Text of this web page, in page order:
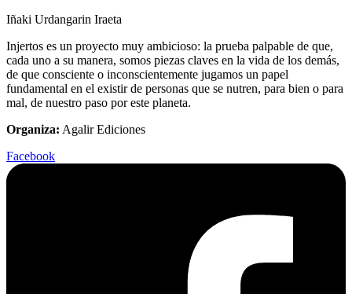
Iñaki Urdangarin Iraeta
Injertos es un proyecto muy ambicioso: la prueba palpable de que,
cada uno a su manera, somos piezas claves en la vida de los demás,
de que consciente o inconscientemente jugamos un papel
fundamental en el existir de personas que se nutren, para bien o para
mal, de nuestro paso por este planeta.
Organiza: Agalir Ediciones
Facebook